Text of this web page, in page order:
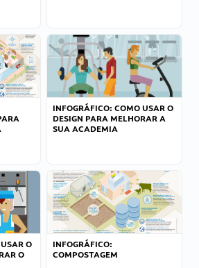
INFOGRÁFICO: COMO USAR O
DESIGN PARA MELHORAR A
SUA ACADEMIA
O
O
INFOGRÁFICO:
COMPOSTAGEM